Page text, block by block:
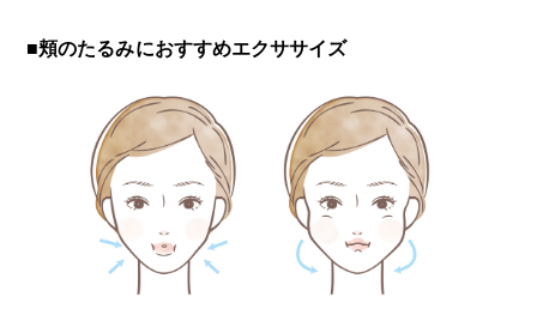
■頬のたるみにおすすめエクササイズ